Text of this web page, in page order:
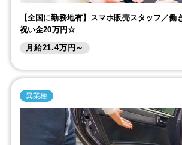
【全国に勤務地有】スマホ販売スタッフ／働
祝い金20万円☆
月給21.4万円～
異業種